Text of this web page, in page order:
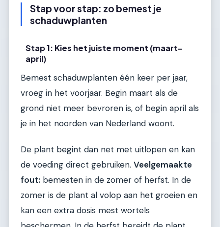
Stap voor stap: zo bemest je
schaduwplanten
Stap 1: Kies het juiste moment (maart–
april)
Bemest schaduwplanten één keer per jaar,
vroeg in het voorjaar. Begin maart als de
grond niet meer bevroren is, of begin april als
je in het noorden van Nederland woont.
De plant begint dan net met uitlopen en kan
de voeding direct gebruiken. Veelgemaakte
fout: bemesten in de zomer of herfst. In de
zomer is de plant al volop aan het groeien en
kan een extra dosis mest wortels